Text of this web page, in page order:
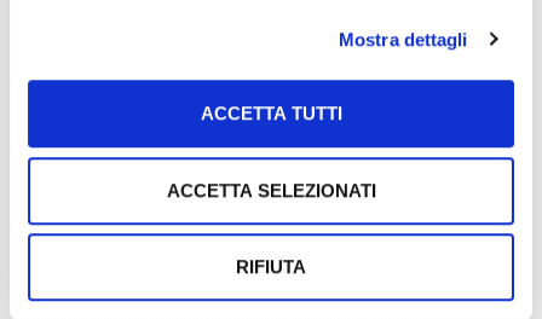
Mostra dettagli
ACCETTA TUTTI
ACCETTA SELEZIONATI
RIFIUTA
Festival Internazionale dell’Agricoltura presieduta da
Maria Lodovica Gullino, fitopatologo […]
Corsi aggiornamento Perito estimatore
avversità atmosferiche – Rete Nazionale Istituti
Agrari
Venerdì 31 marzo e sabato 1 aprile prossimi presso
l’Istituto di Istruzione Superiore Stanga di Cremona si